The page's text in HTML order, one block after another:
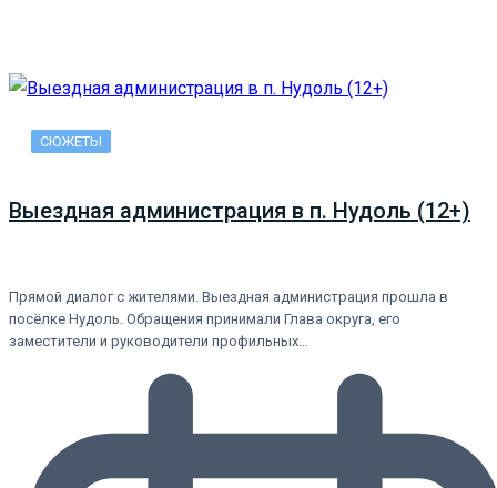
СЮЖЕТЫ
Выездная администрация в п. Нудоль (12+)
Прямой диалог с жителями. Выездная администрация прошла в
посёлке Нудоль. Обращения принимали Глава округа, его
заместители и руководители профильных…